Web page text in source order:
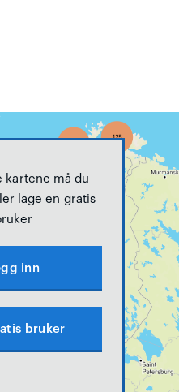
kartene må du
lage en gratis
inn
bruker